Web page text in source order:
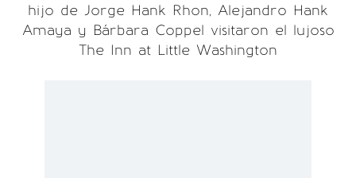
hijo de Jorge Hank Rhon, Alejandro Hank
Amaya y Bárbara Coppel visitaron el lujoso
The Inn at Little Washington